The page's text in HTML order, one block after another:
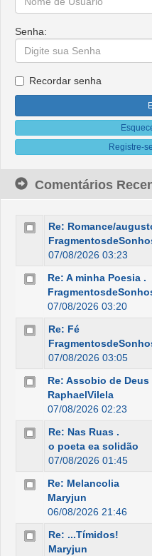
Senha:
Recordar senha
Registre-
Comentários
Re: Romance/
07/08/2026 03:23
Re: A minha Poesia .
07/08/2026 03:20
Re: Fé
07/08/2026 03:05
Re: Assobio de Deus
RaphaelVilela
07/08/2026 02:23
Re: Nas Ruas .
o poeta ea solidão
07/08/2026 01:45
Re: Melancolia
Maryjun
06/08/2026 21:46
Re: ...Tímidos!
Maryjun